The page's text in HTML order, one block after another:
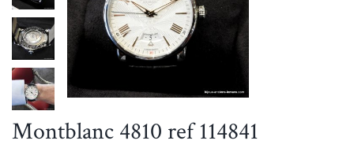
Montblanc 4810 ref 114841